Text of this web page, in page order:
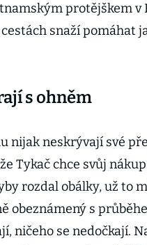
protějškem v
snaží pomáhat
s ohněm
nijak neskrývají své
Tykač chce svůj
rozdal obálky, už to
obeznámený s
ničeho se nedočkají.